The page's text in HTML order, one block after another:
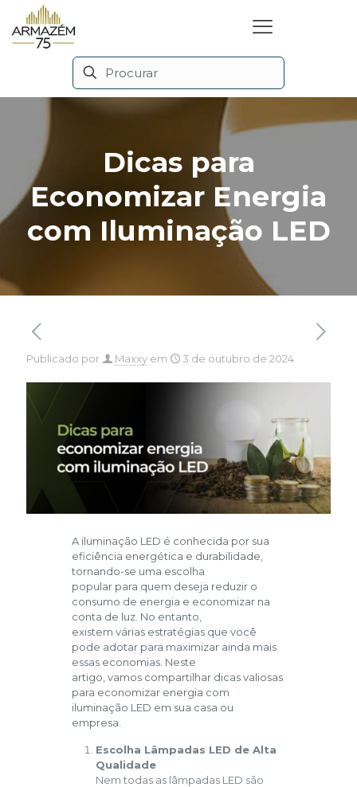
Dicas para
Economizar Energia
com Iluminação LED
Publicado por Maxxy em 3 de outubro de 2024
A iluminação LED é conhecida por sua
eficiência energética e durabilidade,
tornando-se uma escolha
popular para quem deseja reduzir o
consumo de energia e economizar na
conta de luz. No entanto,
existem várias estratégias que você
pode adotar para maximizar ainda mais
essas economias. Neste
artigo, vamos compartilhar dicas valiosas
para economizar energia com
iluminação LED em sua casa ou
empresa.
Escolha Lâmpadas LED de Alta
Qualidade
Nem todas as lâmpadas LED são